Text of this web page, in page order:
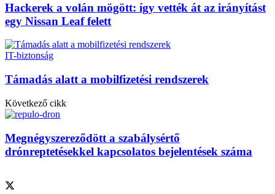
Hackerek a volán mögött: így vették át az irányítást
egy Nissan Leaf felett
IT-biztonság
Támadás alatt a mobilfizetési rendszerek
Következő cikk
Megnégyszereződött a szabálysértő
drónreptetésekkel kapcsolatos bejelentések száma